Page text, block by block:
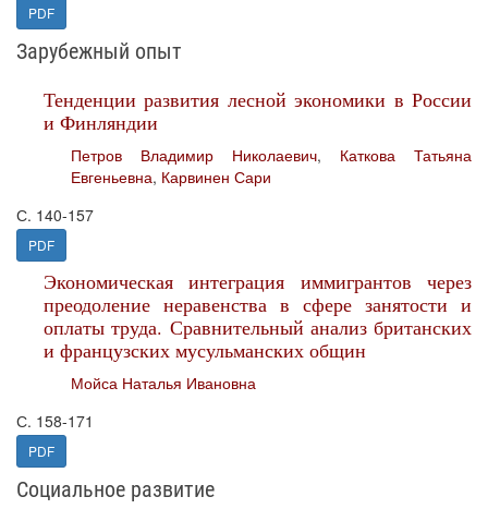
PDF
Зарубежный опыт
Тенденции развития лесной экономики в России
и Финляндии
Петров Владимир Николаевич, Каткова Татьяна
Евгеньевна, Карвинен Сари
С. 140-157
PDF
Экономическая интеграция иммигрантов через
преодоление неравенства в сфере занятости и
оплаты труда. Сравнительный анализ британских
и французских мусульманских общин
Мойса Наталья Ивановна
С. 158-171
PDF
Социальное развитие